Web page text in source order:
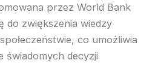
przez World Bank
do zwiększenia wiedzy
co umożliwia
świadomych decyzji